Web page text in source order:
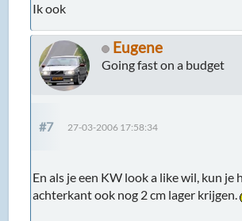
Ik ook
Eugene
Going fast on a budget
#7 27-03-2006 17:58:34
En als je een KW look a like wil, kun je
achterkant ook nog 2 cm lager krijgen.